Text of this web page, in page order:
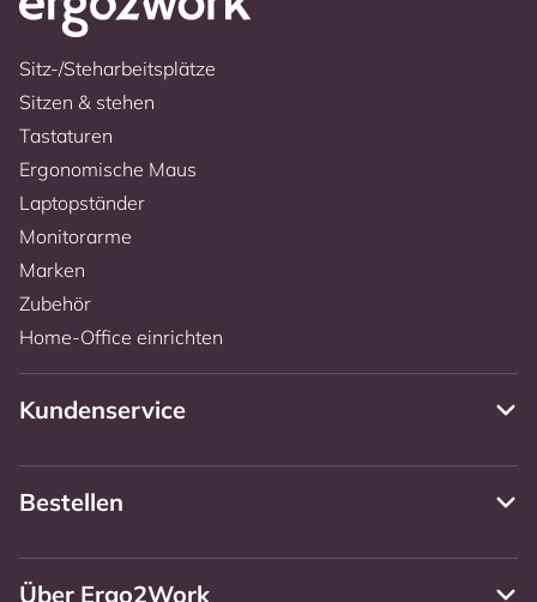
Sitz-/Steharbeitsplätze
Sitzen & stehen
Tastaturen
Ergonomische Maus
Laptopständer
Monitorarme
Marken
Zubehör
Home-Office einrichten
Kundenservice
Bestellen
Über Ergo2Work